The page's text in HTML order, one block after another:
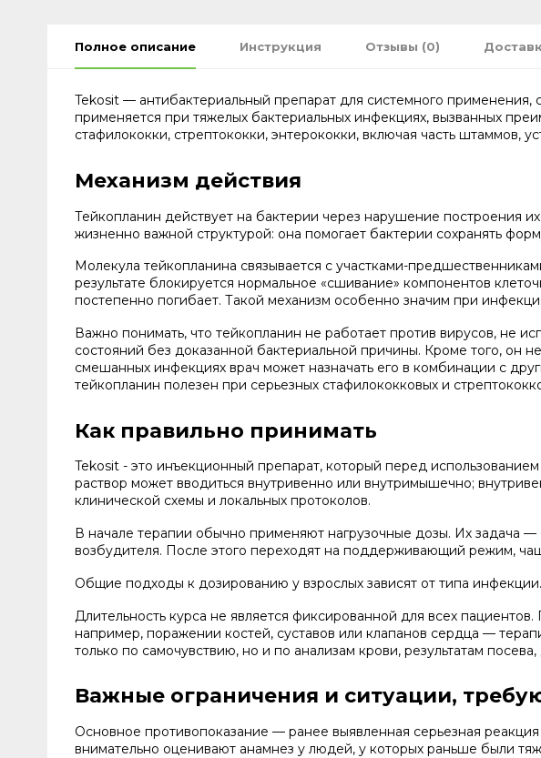
Полное описание Инструкция Отзывы (0)
Tekosit — антибактериальный препарат для системного
применяется при тяжелых бактериальных инфекциях, вызванных
стафилококки, стрептококки, энтерококки, включая часть штаммов,
Механизм действия
Тейкопланин действует на бактерии через нарушение построения
жизненно важной структурой: она помогает бактерии сохранять
Молекула тейкопланина связывается с участками-
результате блокируется нормальное «сшивание» компонентов
постепенно погибает. Такой механизм особенно значим при
Важно понимать, что тейкопланин не работает против вирусов, не
состояний без доказанной бактериальной причины. Кроме того, он
смешанных инфекциях врач может назначать его в комбинации с
тейкопланин полезен при серьезных стафилококковых и
Как правильно принимать
Tekosit - это инъекционный препарат, который перед
раствор может вводиться внутривенно или внутримышечно;
клинической схемы и локальных протоколов.
В начале терапии обычно применяют нагрузочные дозы. Их задача
возбудителя. После этого переходят на поддерживающий режим,
Общие подходы к дозированию у взрослых зависят от типа инфекции.
Длительность курса не является фиксированной для всех
например, поражении костей, суставов или клапанов сердца —
только по самочувствию, но и по анализам крови, результатам
Важные ограничения и ситуации,
Основное противопоказание — ранее выявленная серьезная
внимательно оценивают анамнез у людей, у которых раньше были